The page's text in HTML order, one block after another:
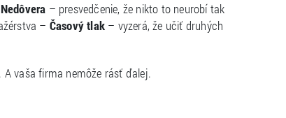
Nedôvera – presvedčenie, že nikto to neurobí tak
– Časový tlak – vyzerá, že učiť druhých
A vaša firma nemôže rásť ďalej.